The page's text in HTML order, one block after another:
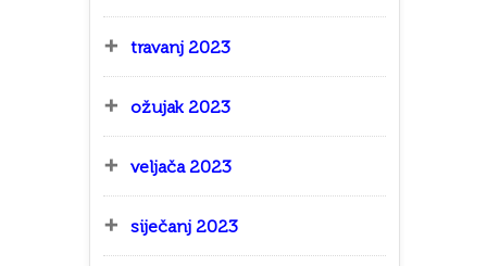
travanj 2023
ožujak 2023
veljača 2023
siječanj 2023